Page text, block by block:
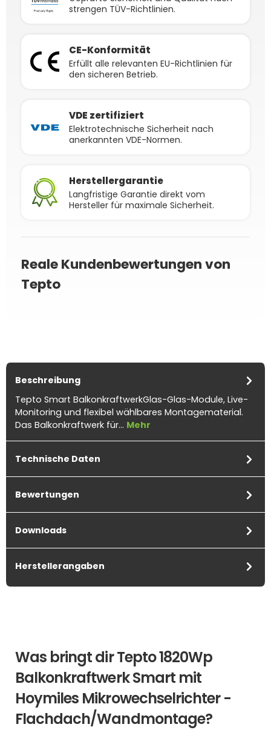
strengen TÜV-Richtlinien.
CE-Konformität
Erfüllt alle relevanten EU-Richtlinien für
den sicheren Betrieb.
VDE zertifiziert
Elektrotechnische Sicherheit nach
anerkannten VDE-Normen.
Herstellergarantie
Langfristige Garantie direkt vom
Hersteller für maximale Sicherheit.
Reale Kundenbewertungen von
Tepto
Beschreibung
Tepto Smart BalkonkraftwerkGlas-Glas-Module, Live-
Monitoring und flexibel wählbares Montagematerial.
Das Balkonkraftwerk für… Mehr
Technische Daten
Bewertungen
Downloads
Herstellerangaben
Was bringt dir Tepto 1820Wp
Balkonkraftwerk Smart mit
Hoymiles Mikrowechselrichter -
Flachdach/Wandmontage?